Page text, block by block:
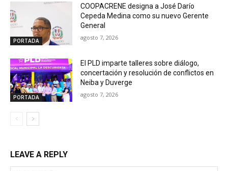
PORTADA
COOPACRENE designa a José Darío
Cepeda Medina como su nuevo Gerente
General
agosto 7, 2026
PORTADA
El PLD imparte talleres sobre diálogo,
concertación y resolución de conflictos en
Neiba y Duverge
agosto 7, 2026
LEAVE A REPLY